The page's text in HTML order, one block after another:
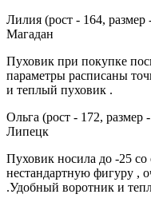
Лилия (рост - 164,
Магадан
Пуховик при покупке
параметры расписаны
и теплый пуховик .
Ольга (рост - 172,
Липецк
Пуховик носила до -25
нестандартную фигуру ,
.Удобный воротник и